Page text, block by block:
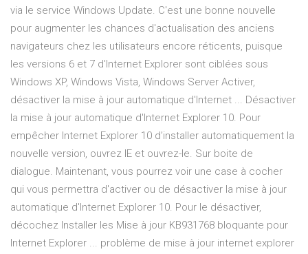
via le service Windows Update. C'est une bonne nouvelle
pour augmenter les chances d'actualisation des anciens
navigateurs chez les utilisateurs encore réticents, puisque
les versions 6 et 7 d'Internet Explorer sont ciblées sous
Windows XP, Windows Vista, Windows Server Activer,
désactiver la mise à jour automatique d'Internet ... Désactiver
la mise à jour automatique d'Internet Explorer 10. Pour
empêcher Internet Explorer 10 d’installer automatiquement la
nouvelle version, ouvrez IE et ouvrez-le. Sur boite de
dialogue. Maintenant, vous pourrez voir une case à cocher
qui vous permettra d'activer ou de désactiver la mise à jour
automatique d'Internet Explorer 10. Pour le désactiver,
décochez Installer les Mise à jour KB931768 bloquante pour
Internet Explorer ... problème de mise à jour internet explorer